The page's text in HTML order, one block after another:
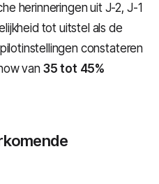
herinneringen uit J-2, J-1
tot uitstel als de
constateren
van 35 tot 45%